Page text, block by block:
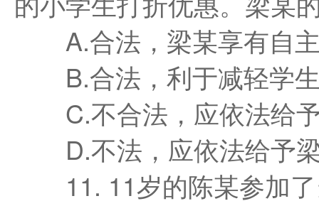
A.合法，梁某享有自
B.合法，利于减轻学
C.不合法，应依法给
D.不法，应依法给予
11. 11岁的陈某参加了